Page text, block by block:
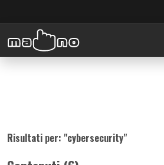
Risultati per: "cybersecurity"